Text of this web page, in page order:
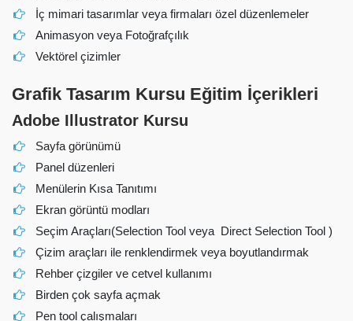
İç mimari tasarımlar veya firmaları özel düzenlemeler
Animasyon veya Fotoğrafçılık
Vektörel çizimler
Grafik Tasarım Kursu Eğitim İçerikleri
Adobe Illustrator Kursu
Sayfa görünümü
Panel düzenleri
Menülerin Kısa Tanıtımı
Ekran görüntü modları
Seçim Araçları(Selection Tool veya Direct Selection Tool )
Çizim araçları ile renklendirmek veya boyutlandırmak
Rehber çizgiler ve cetvel kullanımı
Birden çok sayfa açmak
Pen tool çalışmaları